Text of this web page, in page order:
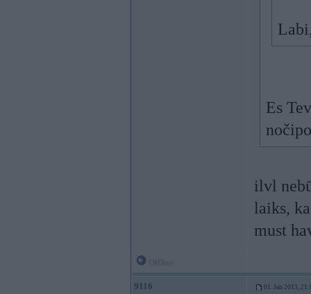
Es
ilvl
laiks,
must
9116 01. Jan 2013,